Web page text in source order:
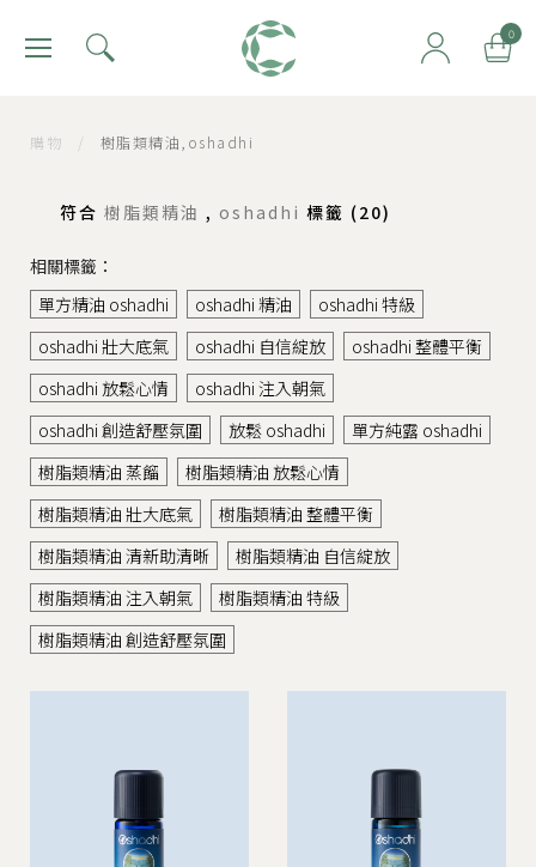
肯園 Canjune 0
購物 / 樹脂類精油,oshadhi
符合 樹脂類精油 , oshadhi 標籤 (20)
相關標籤：
單方精油 oshadhi
oshadhi 精油
oshadhi 特級
oshadhi 壯大底氣
oshadhi 自信綻放
oshadhi 整體平衡
oshadhi 放鬆心情
oshadhi 注入朝氣
oshadhi 創造舒壓氛圍
放鬆 oshadhi
單方純露 oshadhi
樹脂類精油 蒸餾
樹脂類精油 放鬆心情
樹脂類精油 壯大底氣
樹脂類精油 整體平衡
樹脂類精油 清新助清晰
樹脂類精油 自信綻放
樹脂類精油 注入朝氣
樹脂類精油 特級
樹脂類精油 創造舒壓氛圍